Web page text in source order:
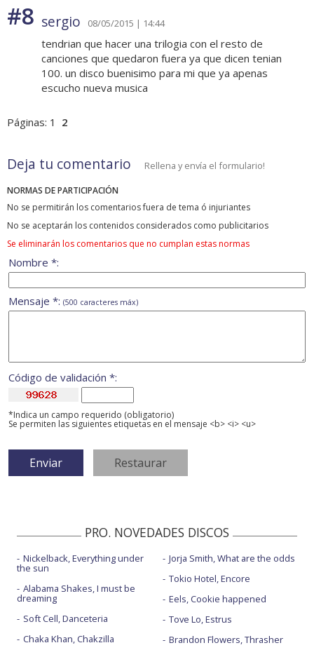
#8 sergio 08/05/2015 | 14:44
tendrian que hacer una trilogia con el resto de
canciones que quedaron fuera ya que dicen tenian
100. un disco buenisimo para mi que ya apenas
escucho nueva musica
Páginas: 1 2
Deja tu comentario Rellena y envía el formulario!
NORMAS DE PARTICIPACIÓN
No se permitirán los comentarios fuera de tema ó injuriantes
No se aceptarán los contenidos considerados como publicitarios
Se eliminarán los comentarios que no cumplan estas normas
Nombre *:
Mensaje *: (500 caracteres máx)
Código de validación *:
*Indica un campo requerido (obligatorio)
Se permiten las siguientes etiquetas en el mensaje <b> <i> <u>
PRO. NOVEDADES DISCOS
Nickelback, Everything under
the sun
Alabama Shakes, I must be
dreaming
Soft Cell, Danceteria
Chaka Khan, Chakzilla
Jorja Smith, What are the odds
Tokio Hotel, Encore
Eels, Cookie happened
Tove Lo, Estrus
Brandon Flowers, Thrasher